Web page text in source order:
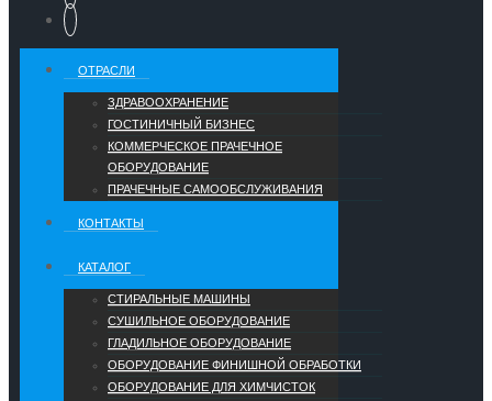
ОТРАСЛИ
ЗДРАВООХРАНЕНИЕ
ГОСТИНИЧНЫЙ БИЗНЕС
КОММЕРЧЕСКОЕ ПРАЧЕЧНОЕ
ОБОРУДОВАНИЕ
ПРАЧЕЧНЫЕ САМООБСЛУЖИВАНИЯ
КОНТАКТЫ
КАТАЛОГ
СТИРАЛЬНЫЕ МАШИНЫ
СУШИЛЬНОЕ ОБОРУДОВАНИЕ
ГЛАДИЛЬНОЕ ОБОРУДОВАНИЕ
ОБОРУДОВАНИЕ ФИНИШНОЙ ОБРАБОТКИ
ОБОРУДОВАНИЕ ДЛЯ ХИМЧИСТОК